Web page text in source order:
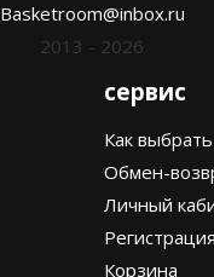
Basketroom@inbox.ru
2013 - 2026
сервис
Как
Обмен-
Личный
Регистрация
Корзина